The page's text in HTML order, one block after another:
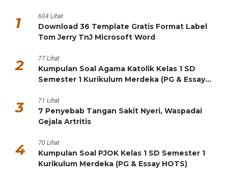
1 604 Lihat
Download 36 Template Gratis Format Label
Tom Jerry TnJ Microsoft Word
2 77 Lihat
Kumpulan Soal Agama Katolik Kelas 1 SD
Semester 1 Kurikulum Merdeka (PG & Essay
3 71 Lihat
7 Penyebab Tangan Sakit Nyeri, Waspadai
Gejala Artritis
4 70 Lihat
Kumpulan Soal PJOK Kelas 1 SD Semester 1
Kurikulum Merdeka (PG & Essay HOTS)